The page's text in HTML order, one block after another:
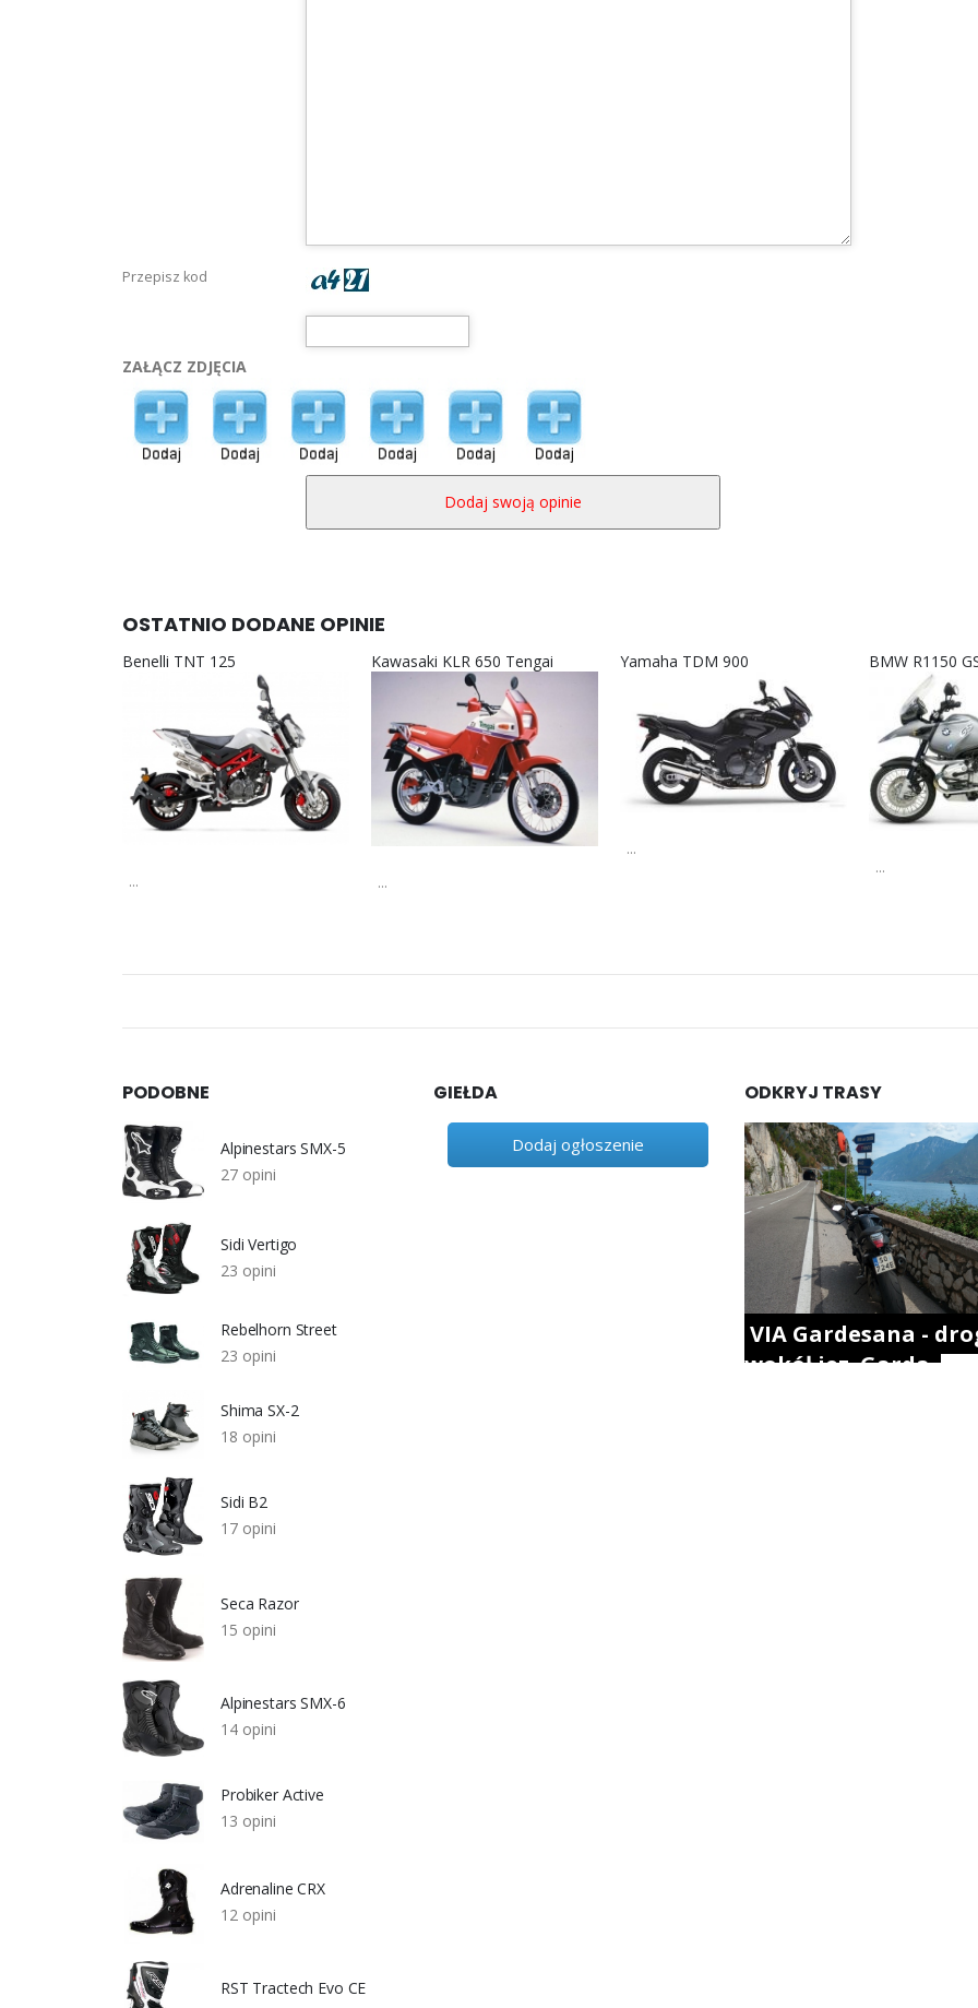
Przepisz kod
ZAŁĄCZ ZDJĘCIA
OSTATNIO DODANE OPINIE
Benelli TNT 125
...
Kawasaki KLR 650 Tengai
...
Yamaha TDM 900
...
BMW R1150
...
PODOBNE
Alpinestars SMX-5
27 opini
Sidi Vertigo
23 opini
Rebelhorn Street
23 opini
Shima SX-2
18 opini
Sidi B2
17 opini
Seca Razor
15 opini
Alpinestars SMX-6
14 opini
Probiker Active
13 opini
Adrenaline CRX
12 opini
RST Tractech Evo CE
GIEŁDA
Dodaj ogłoszenie
ODKRYJ TRASY
VIA Gardesana -
wokół jez. Garda.